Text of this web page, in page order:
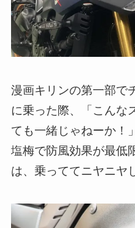
漫画キリンの第一部で
に乗った際、「こんな
ても一緒じゃねーか！
塩梅で防風効果が最低
は、乗っててニヤニヤ